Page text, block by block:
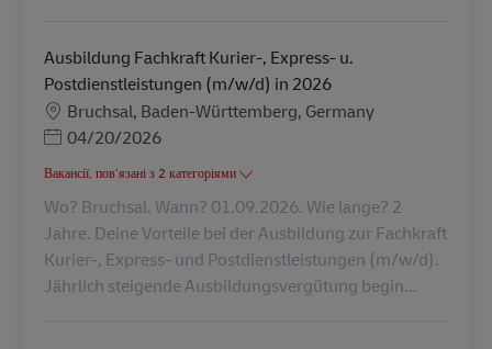
Ausbildung Fachkraft Kurier-, Express- u.
Postdienstleistungen (m/w/d) in 2026
Місцезнаходження
Bruchsal, Baden-Württemberg, Germany
Posted Date
04/20/2026
Вакансії, пов’язані з 2 категоріями
Wo? Bruchsal. Wann? 01.09.2026. Wie lange? 2
Jahre. Deine Vorteile bei der Ausbildung zur Fachkraft
Kurier-, Express- und Postdienstleistungen (m/w/d).
Jährlich steigende Ausbildungsvergütung begin...